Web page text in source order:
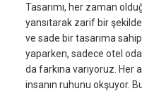
Tasarımı, her zaman
yansıtarak zarif bir şekilde
ve sade bir tasarıma
yaparken, sadece otel
da farkına varıyoruz. Her
insanın ruhunu okşuyor.